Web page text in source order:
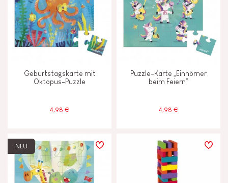
Geburtstagskarte mit
Oktopus-Puzzle
4,98 €
Puzzle-Karte „Einhörner
beim Feiern“
4,98 €
NEU